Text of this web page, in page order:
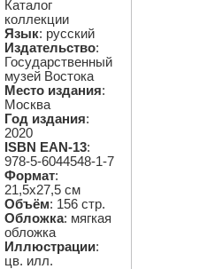
Каталог
коллекции
Язык: русский
Издательство:
Государственный
музей Востока
Место издания:
Москва
Год издания:
2020
ISBN EAN-13:
978-5-6044548-1-7
Формат:
21,5х27,5 см
Объём: 156 стр.
Обложка: мягкая
обложка
Иллюстрации:
цв. илл.